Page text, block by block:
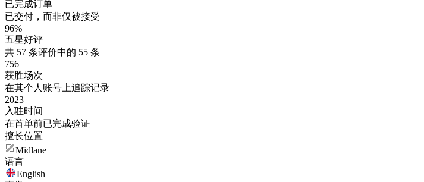
已完成订单
已交付，而非仅被接受
96%
五星好评
共 57 条评价中的 55 条
756
获胜场次
在其个人账号上追踪记录
2023
入驻时间
在首单前已完成验证
擅长位置
Midlane
语言
English